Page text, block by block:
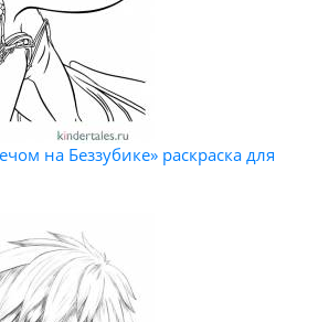
на Беззубике» раскраска для